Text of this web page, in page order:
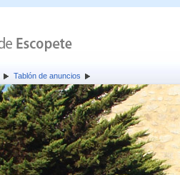
Tablón de anuncios